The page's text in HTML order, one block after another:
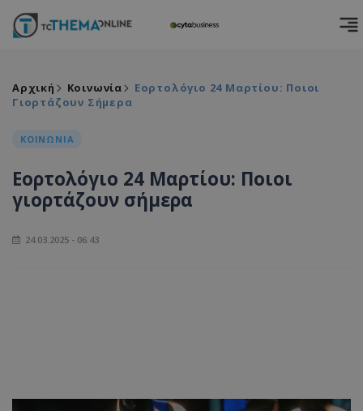
Αρχική Κοινωνία
Εορτολόγιο 24 Μαρτίου: Ποιοι
Γιορτάζουν Σήμερα
ΚΟΙΝΩΝΙΑ
Εορτολόγιο 24 Μαρτίου: Ποιοι
γιορτάζουν σήμερα
24.03.2025 - 06:43